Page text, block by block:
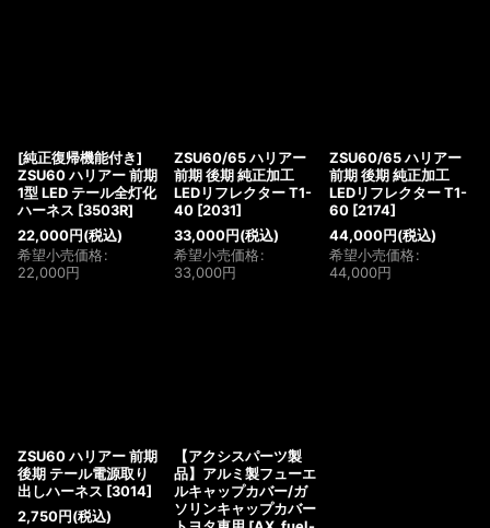
[純正復帰機能付き]
ZSU60 ハリアー 前期
1型 LED テール全灯化
ハーネス [3503R]
22,000円 (税込)
希望小売価格:
22,000円
ZSU60/65 ハリアー
前期 後期 純正加工
LEDリフレクター T1-
40 [2031]
33,000円 (税込)
希望小売価格:
33,000円
ZSU60/65 ハリアー
前期 後期 純正加工
LEDリフレクター T1-
60 [2174]
44,000円 (税込)
希望小売価格:
44,000円
ZSU60 ハリアー 前期
後期 テール電源取り
出しハーネス [3014]
2,750円 (税込)
【アクシスパーツ製
品】アルミ製フューエ
ルキャップカバー/ガ
ソリンキャップカバー